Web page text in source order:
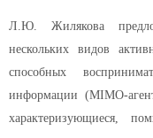
Л.Ю. Жилякова
нескольких видов
способных
информации (MIMO-
характеризующиеся,